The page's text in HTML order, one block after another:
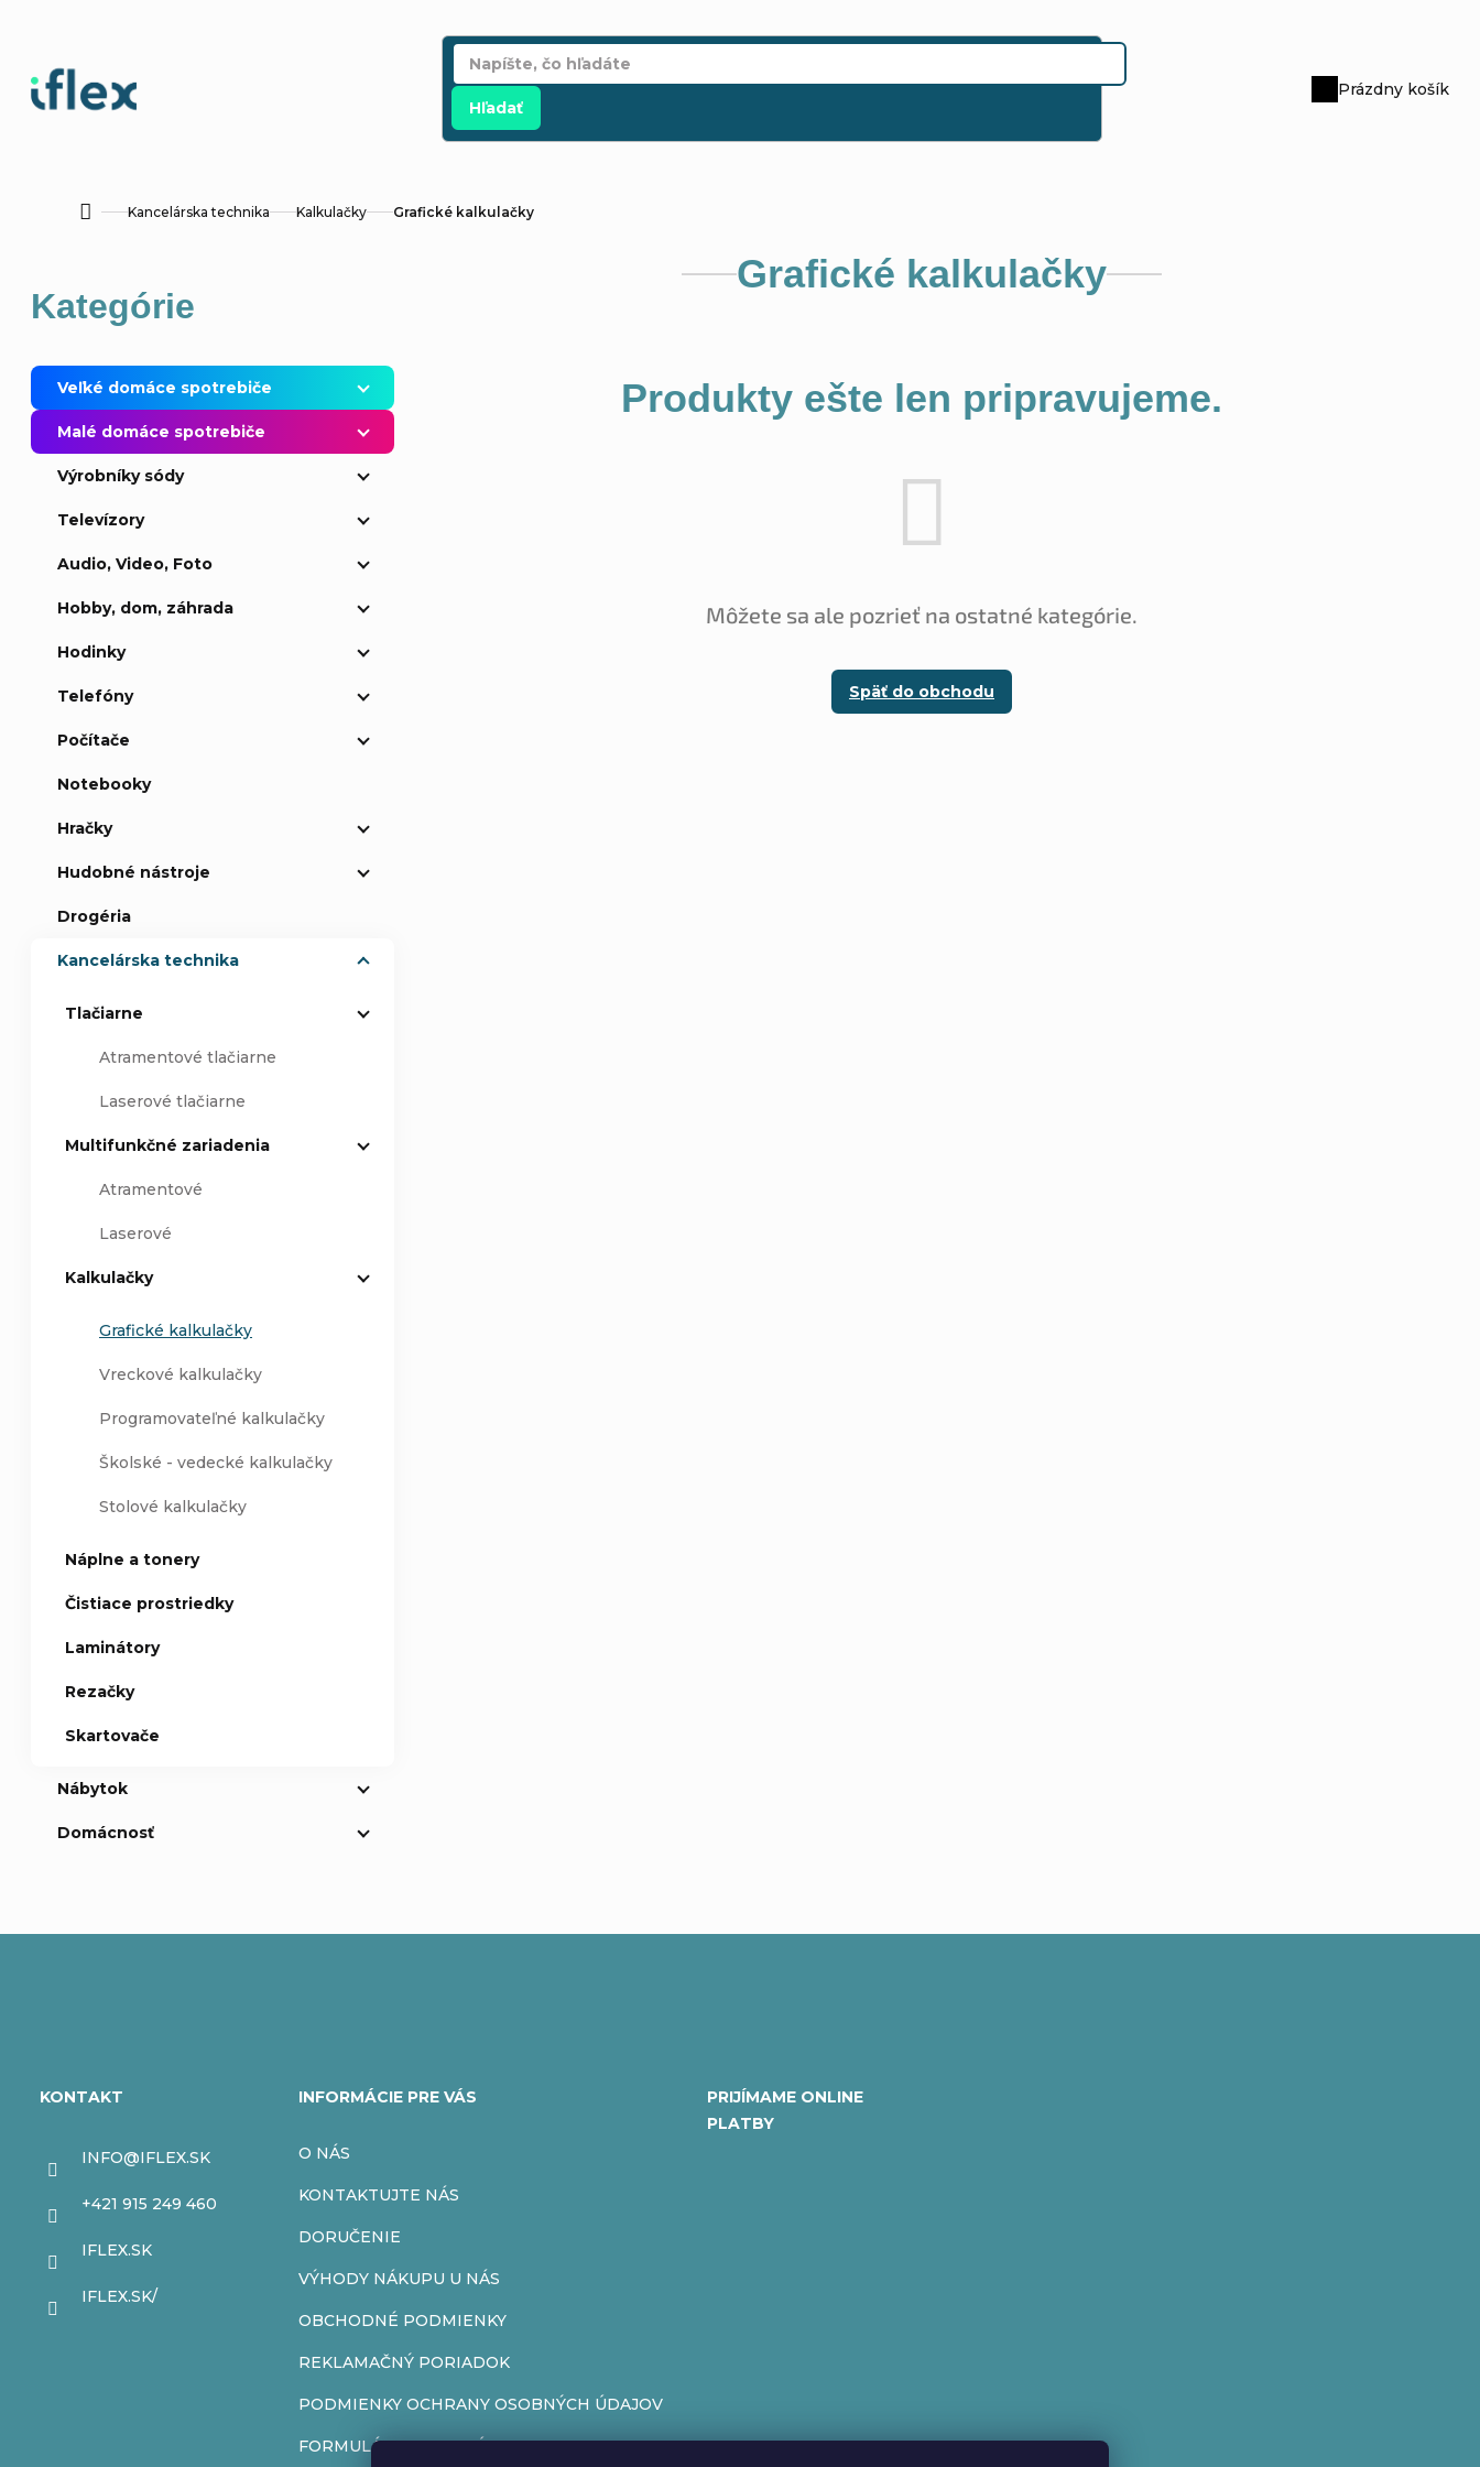
Hľadať
Nákupný
Prázdny košík
DomovKancelárska technika Kalkulačky Grafické kalkulačky
o
č
n
Preskočiť
kategórie
Kategórie
Veľké domáce spotrebiče
Malé domáce spotrebiče
Výrobníky sódy
Televízory
Audio, Video, Foto
Hobby, dom, záhrada
Hodinky
Telefóny
Počítače
Notebooky
Hračky
Hudobné nástroje
Drogéria
Kancelárska technika
Tlačiarne
Atramentové tlačiarne
Laserové tlačiarne
Multifunkčné zariadenia
Atramentové
Laserové
Kalkulačky
Grafické kalkulačky
Vreckové kalkulačky
Programovateľné kalkulačky
Školské - vedecké kalkulačky
Stolové kalkulačky
Náplne a tonery
Čistiace prostriedky
Laminátory
Rezačky
Skartovače
Nábytok
Domácnosť
Grafické kalkulačky
Produkty ešte len pripravujeme.
Môžete sa ale pozrieť na ostatné kategórie.
Späť do obchodu
KONTAKT
INFO@IFLEX.SK
+421 915 249 460
IFLEX.SK
IFLEX.SK/
INFORMÁCIE PRE VÁS
O NÁS
KONTAKTUJTE NÁS
DORUČENIE
VÝHODY NÁKUPU U NÁS
OBCHODNÉ PODMIENKY
REKLAMAČNÝ PORIADOK
PODMIENKY OCHRANY OSOBNÝCH ÚDAJOV
FORMULÁR NA ODSTÚPENIE OD ZMLUVY
PRIJÍMAME ONLINE
PLATBY